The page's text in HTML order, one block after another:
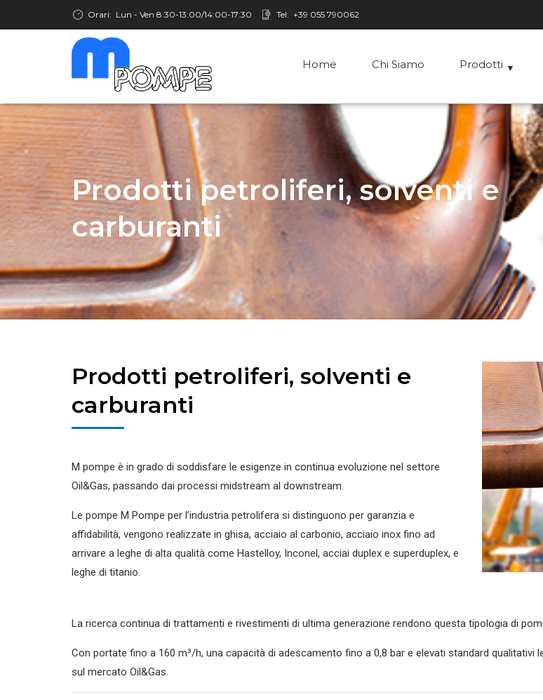
Orari: Lun - Ven 8:30-13:00/14:00-17:30 Tel: +39 055 790062
Home Chi Siamo Prodotti ▼
Prodotti petroliferi, solventi e
carburanti
Prodotti petroliferi, solventi e
carburanti
M pompe è in grado di soddisfare le esigenze in continua evoluzione nel settore
Oil&Gas, passando dai processi midstream al downstream.
Le pompe M Pompe per l’industria petrolifera si distinguono per garanzia e
affidabilità, vengono realizzate in ghisa, acciaio al carbonio, acciaio inox fino ad
arrivare a leghe di alta qualità come Hastelloy, Inconel, acciai duplex e superduplex, e
leghe di titanio.
La ricerca continua di trattamenti e rivestimenti di ultima generazione rendono questa tipologia di
Con portate fino a 160 m³/h, una capacità di adescamento fino a 0,8 bar e elevati standard
sul mercato Oil&Gas.